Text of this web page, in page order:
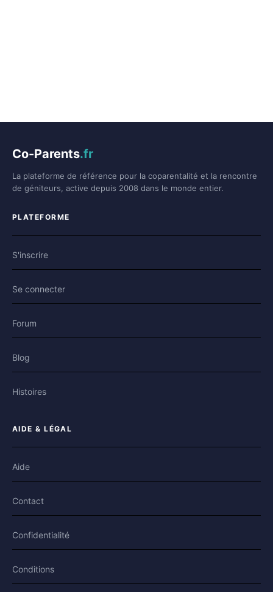
Co-Parents.fr
La plateforme de référence pour la coparentalité et la rencontre
de géniteurs, active depuis 2008 dans le monde entier.
PLATEFORME
S'inscrire
Se connecter
Forum
Blog
Histoires
AIDE & LÉGAL
Aide
Contact
Confidentialité
Conditions